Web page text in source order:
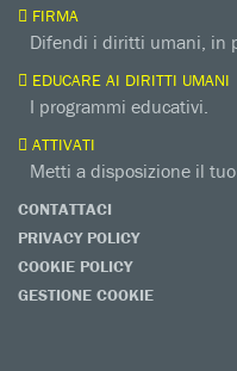
FIRMA
Difendi i diritti umani, in
EDUCARE AI DIRITTI UMANI
I programmi educativi.
ATTIVATI
Metti a disposizione il
CONTATTACI
PRIVACY POLICY
COOKIE POLICY
GESTIONE COOKIE